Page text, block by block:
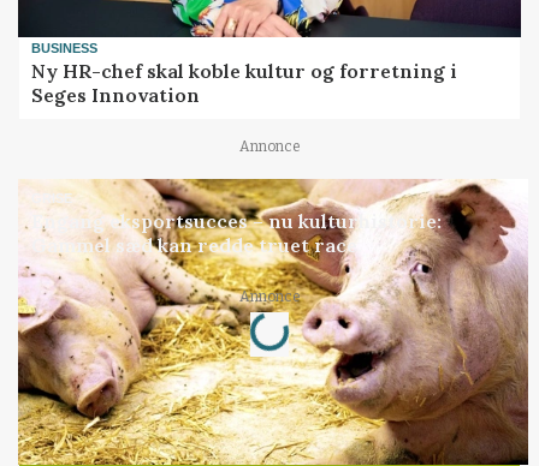
BUSINESS
Ny HR-chef skal koble kultur og forretning i
Seges Innovation
Annonce
GRISE
Engang eksportsucces – nu kulturhistorie:
Gammel sæd kan redde truet race
Annonce
Loading...
Jobs